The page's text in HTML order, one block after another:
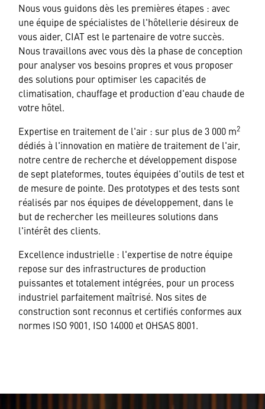
Nous vous guidons dès les premières étapes : avec
une équipe de spécialistes de l'hôtellerie désireux de
vous aider, CIAT est le partenaire de votre succès.
Nous travaillons avec vous dès la phase de conception
pour analyser vos besoins propres et vous proposer
des solutions pour optimiser les capacités de
climatisation, chauffage et production d'eau chaude de
votre hôtel.
Expertise en traitement de l'air : sur plus de 3 000 m2
dédiés à l'innovation en matière de traitement de l'air,
notre centre de recherche et développement dispose
de sept plateformes, toutes équipées d'outils de test et
de mesure de pointe. Des prototypes et des tests sont
réalisés par nos équipes de développement, dans le
but de rechercher les meilleures solutions dans
l'intérêt des clients.
Excellence industrielle : l'expertise de notre équipe
repose sur des infrastructures de production
puissantes et totalement intégrées, pour un process
industriel parfaitement maîtrisé. Nos sites de
construction sont reconnus et certifiés conformes aux
normes ISO 9001, ISO 14000 et OHSAS 8001.